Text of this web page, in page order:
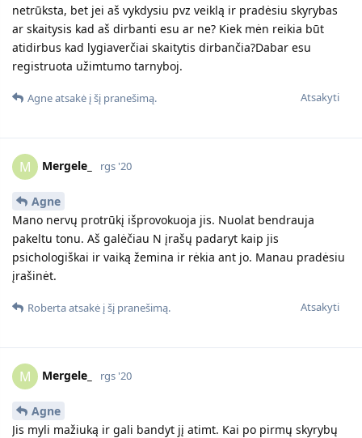
netrūksta, bet jei aš vykdysiu pvz veiklą ir pradėsiu skyrybas
ar skaitysis kad aš dirbanti esu ar ne? Kiek mėn reikia būt
atidirbus kad lygiaverčiai skaitytis dirbančia?Dabar esu
registruota užimtumo tarnyboj.
Atsakyti
Agneatsakė į šį pranešimą.
M Mergele_ rgs '20
Agne
Mano nervų protrūkį išprovokuoja jis. Nuolat bendrauja
pakeltu tonu. Aš galėčiau N įrašų padaryt kaip jis
psichologiškai ir vaiką žemina ir rėkia ant jo. Manau pradėsiu
įrašinėt.
Atsakyti
Robertaatsakė į šį pranešimą.
M Mergele_ rgs '20
Agne
Jis myli mažiuką ir gali bandyt jį atimt. Kai po pirmų skyrybų